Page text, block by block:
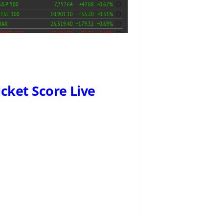
Score Live